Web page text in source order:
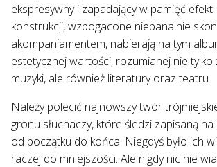
ekspresywny i zapadający w pamięć
konstrukcji, wzbogacone niebanalnie
akompaniamentem, nabierają na tym
estetycznej wartości, rozumianej nie tylko
muzyki, ale również literatury oraz teatru.
Należy polecić najnowszy twór
gronu słuchaczy, które śledzi zapisaną na
od początku do końca. Niegdyś było ich
raczej do mniejszości. Ale nigdy nic nie